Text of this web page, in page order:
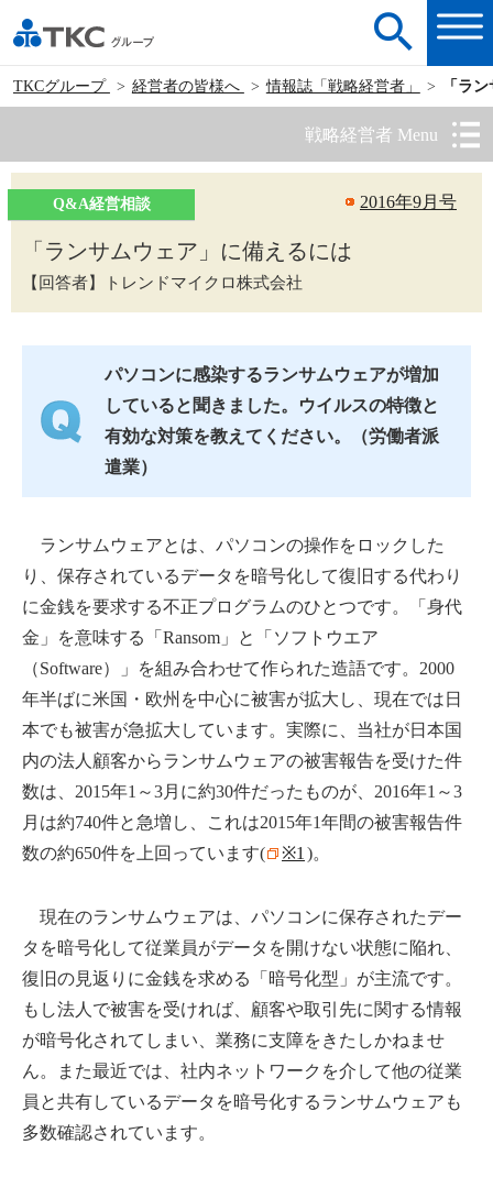
TKCグループ 経営者の皆様へ 情報誌「戦略経営者」 「ラ
戦略経営者 Menu
2016年9月号
Q&A経営相談
「ランサムウェア」に備えるには
【回答者】トレンドマイクロ株式会社
パソコンに感染するランサムウェアが増加
していると聞きました。ウイルスの特徴と
有効な対策を教えてください。（労働者派
遣業）
ランサムウェアとは、パソコンの操作をロックした
り、保存されているデータを暗号化して復旧する代わり
に金銭を要求する不正プログラムのひとつです。「身代
金」を意味する「Ransom」と「ソフトウエア
（Software）」を組み合わせて作られた造語です。2000
年半ばに米国・欧州を中心に被害が拡大し、現在では日
本でも被害が急拡大しています。実際に、当社が日本国
内の法人顧客からランサムウェアの被害報告を受けた件
数は、2015年1～3月に約30件だったものが、2016年1～3
月は約740件と急増し、これは2015年1年間の被害報告件
数の約650件を上回っています(
※1 )。
現在のランサムウェアは、パソコンに保存されたデー
タを暗号化して従業員がデータを開けない状態に陥れ、
復旧の見返りに金銭を求める「暗号化型」が主流です。
もし法人で被害を受ければ、顧客や取引先に関する情報
が暗号化されてしまい、業務に支障をきたしかねませ
ん。また最近では、社内ネットワークを介して他の従業
員と共有しているデータを暗号化するランサムウェアも
多数確認されています。